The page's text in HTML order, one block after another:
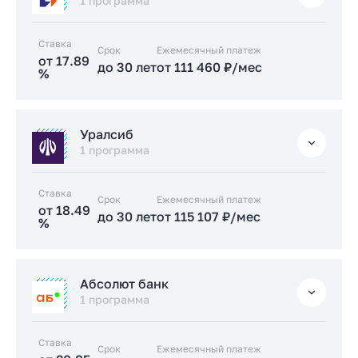
Заказать консультацию
Ставка
от 17.89
%
Срок
до 30 лет
Ежемесячный платеж
от 111 460 ₽/мес
от 17.89 % до 30 лет
Заказать консультацию
Уралсиб
1 программа
Ставка
от 18.49
%
Срок
до 30 лет
Ежемесячный платеж
от 115 107 ₽/мес
от 18.49 %до 30 лет
Заказать консультацию
Абсолют банк
1 программа
Ставка
Срок Ежемесячный платеж